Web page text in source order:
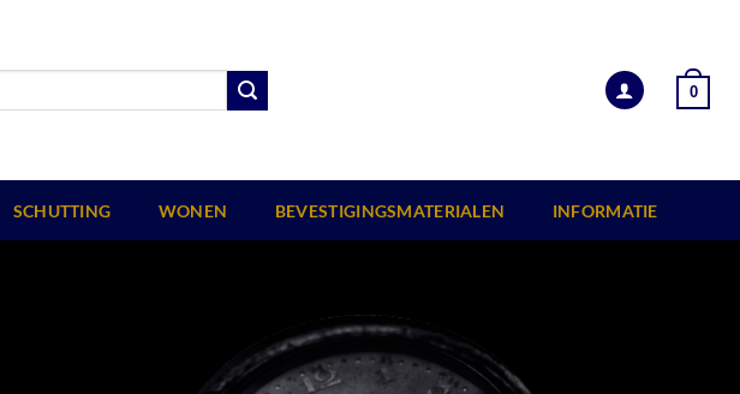
0
SCHUTTING WONEN BEVESTIGINGSMATERIALEN INFORMATIE